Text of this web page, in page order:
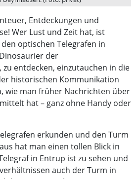
Entdeckungen und
Wer Lust und Zeit hat, ist
optischen Telegrafen in
der
entdecken, einzutauchen in die
historischen Kommunikation
wie man früher Nachrichten über
hat – ganz ohne Handy oder
erkunden und den Turm
hat man einen tollen Blick in
in Entrup ist zu sehen und
auch der Turm in